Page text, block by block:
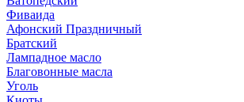
Фиваида
Афонский Праздничный
Братский
Лампадное масло
Благовонные масла
Уголь